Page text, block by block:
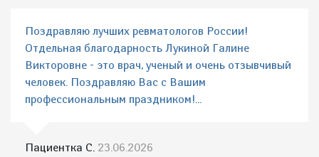
Поздравляю лучших ревматологов России!
Отдельная благодарность Лукиной Галине
Викторовне - это врач, ученый и очень отзывчивый
человек. Поздравляю Вас с Вашим
профессиональным праздником!...
Пациентка С. 23.06.2026